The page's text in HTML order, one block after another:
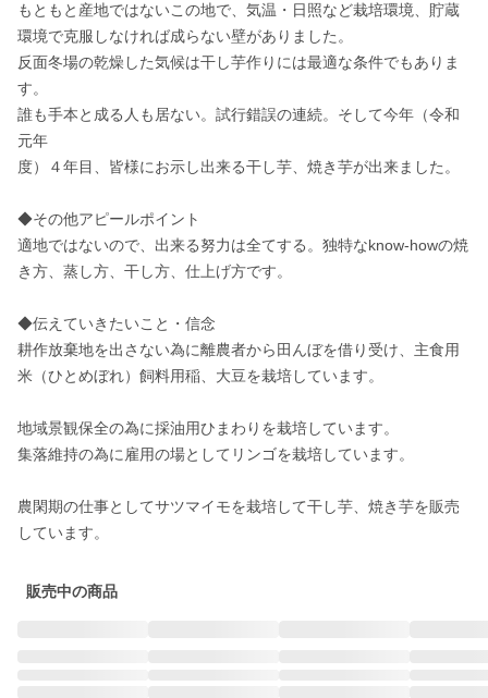
もともと産地ではないこの地で、気温・日照など栽培環境、貯蔵
環境で克服しなければ成らない壁がありました。
反面冬場の乾燥した気候は干し芋作りには最適な条件でもありま
す。
誰も手本と成る人も居ない。試行錯誤の連続。そして今年（令和
元年
度）４年目、皆様にお示し出来る干し芋、焼き芋が出来ました。
◆その他アピールポイント
適地ではないので、出来る努力は全てする。独特なknow-howの焼
き方、蒸し方、干し方、仕上げ方です。
◆伝えていきたいこと・信念
耕作放棄地を出さない為に離農者から田んぼを借り受け、主食用
米（ひとめぼれ）飼料用稲、大豆を栽培しています。
地域景観保全の為に採油用ひまわりを栽培しています。
集落維持の為に雇用の場としてリンゴを栽培しています。
農閑期の仕事としてサツマイモを栽培して干し芋、焼き芋を販売
しています。
販売中の商品